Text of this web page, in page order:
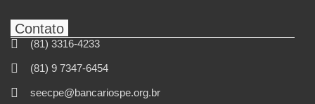
Contato
(81) 3316-4233
(81) 9 7347-6454
seecpe@bancariospe.org.br